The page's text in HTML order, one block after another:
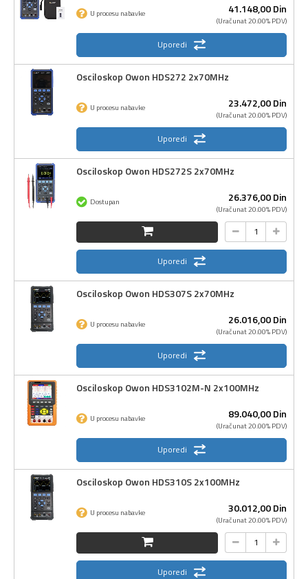
41.148,00Din
(Uračunat 20.00% PDV)
U procesu nabavke
Uporedi
Osciloskop Owon HDS272 2x70MHz
23.472,00Din
(Uračunat 20.00% PDV)
U procesu nabavke
Uporedi
Osciloskop Owon HDS272S 2x70MHz
26.376,00Din
(Uračunat 20.00% PDV)
Dostupan
Uporedi
Osciloskop Owon HDS307S 2x70MHz
26.016,00Din
(Uračunat 20.00% PDV)
U procesu nabavke
Uporedi
Osciloskop Owon HDS3102M-N 2x100MHz
89.040,00Din
(Uračunat 20.00% PDV)
U procesu nabavke
Uporedi
Osciloskop Owon HDS310S 2x100MHz
30.012,00Din
(Uračunat 20.00% PDV)
U procesu nabavke
Uporedi